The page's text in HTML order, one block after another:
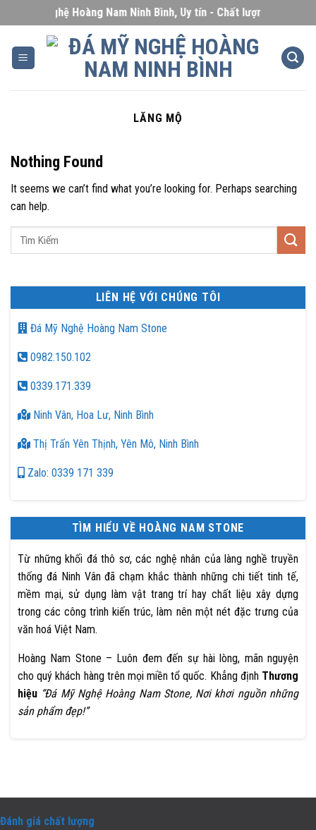
to
content
Đá Mỹ Nghệ Hoàng Nam Ninh Bình, Uy tín - Chất lượng - Giá
LĂNG MỘ
LIÊN HỆ VỚI CHÚNG TÔI
Đá Mỹ Nghệ Hoàng Nam Stone
0982.150.102
0339.171.339
Ninh Vân, Hoa Lư, Ninh Bình
Thị Trấn Yên Thịnh, Yên Mô, Ninh Bình
Zalo: 0339 171 339
TÌM HIỂU VỀ HOÀNG NAM STONE
Từ những khối đá thô sơ, các nghệ nhân của làng nghề truyền
thống đá Ninh Vân đã chạm khắc thành những chi tiết tinh tế,
mềm mại, sử dụng làm vật trang trí hay chất liệu xây dựng
trong các công trình kiến trúc, làm nên một nét đặc trưng của
văn hoá Việt Nam.
Hoàng Nam Stone – Luôn đem đến sự hài lòng, mãn nguyện
cho quý khách hàng trên mọi miền tổ quốc. Khẳng định Thương
hiệu “Đá Mỹ Nghệ Hoàng Nam Stone, Nơi khơi nguồn những
sản phẩm đẹp!”
Nothing Found
It seems we can’t find what you’re looking for. Perhaps searching
can help.
Đánh giá chất lượng